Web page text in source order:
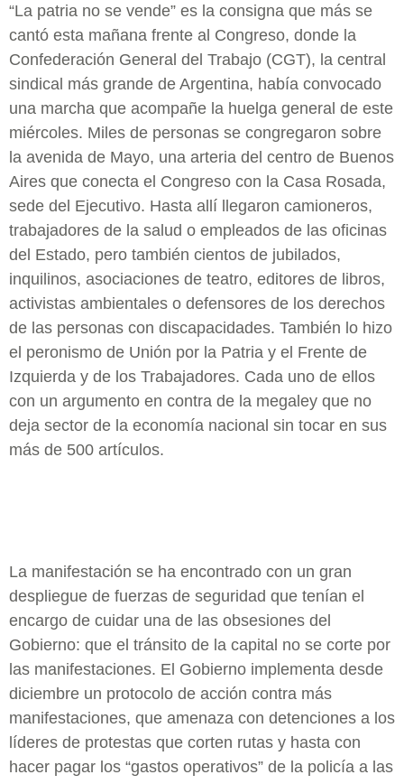
“La patria no se vende” es la consigna que más se
cantó esta mañana frente al Congreso, donde la
Confederación General del Trabajo (CGT), la central
sindical más grande de Argentina, había convocado
una marcha que acompañe la huelga general de este
miércoles. Miles de personas se congregaron sobre
la avenida de Mayo, una arteria del centro de Buenos
Aires que conecta el Congreso con la Casa Rosada,
sede del Ejecutivo. Hasta allí llegaron camioneros,
trabajadores de la salud o empleados de las oficinas
del Estado, pero también cientos de jubilados,
inquilinos, asociaciones de teatro, editores de libros,
activistas ambientales o defensores de los derechos
de las personas con discapacidades. También lo hizo
el peronismo de Unión por la Patria y el Frente de
Izquierda y de los Trabajadores. Cada uno de ellos
con un argumento en contra de la megaley que no
deja sector de la economía nacional sin tocar en sus
más de 500 artículos.
La manifestación se ha encontrado con un gran
despliegue de fuerzas de seguridad que tenían el
encargo de cuidar una de las obsesiones del
Gobierno: que el tránsito de la capital no se corte por
las manifestaciones. El Gobierno implementa desde
diciembre un protocolo de acción contra más
manifestaciones, que amenaza con detenciones a los
líderes de protestas que corten rutas y hasta con
hacer pagar los “gastos operativos” de la policía a las